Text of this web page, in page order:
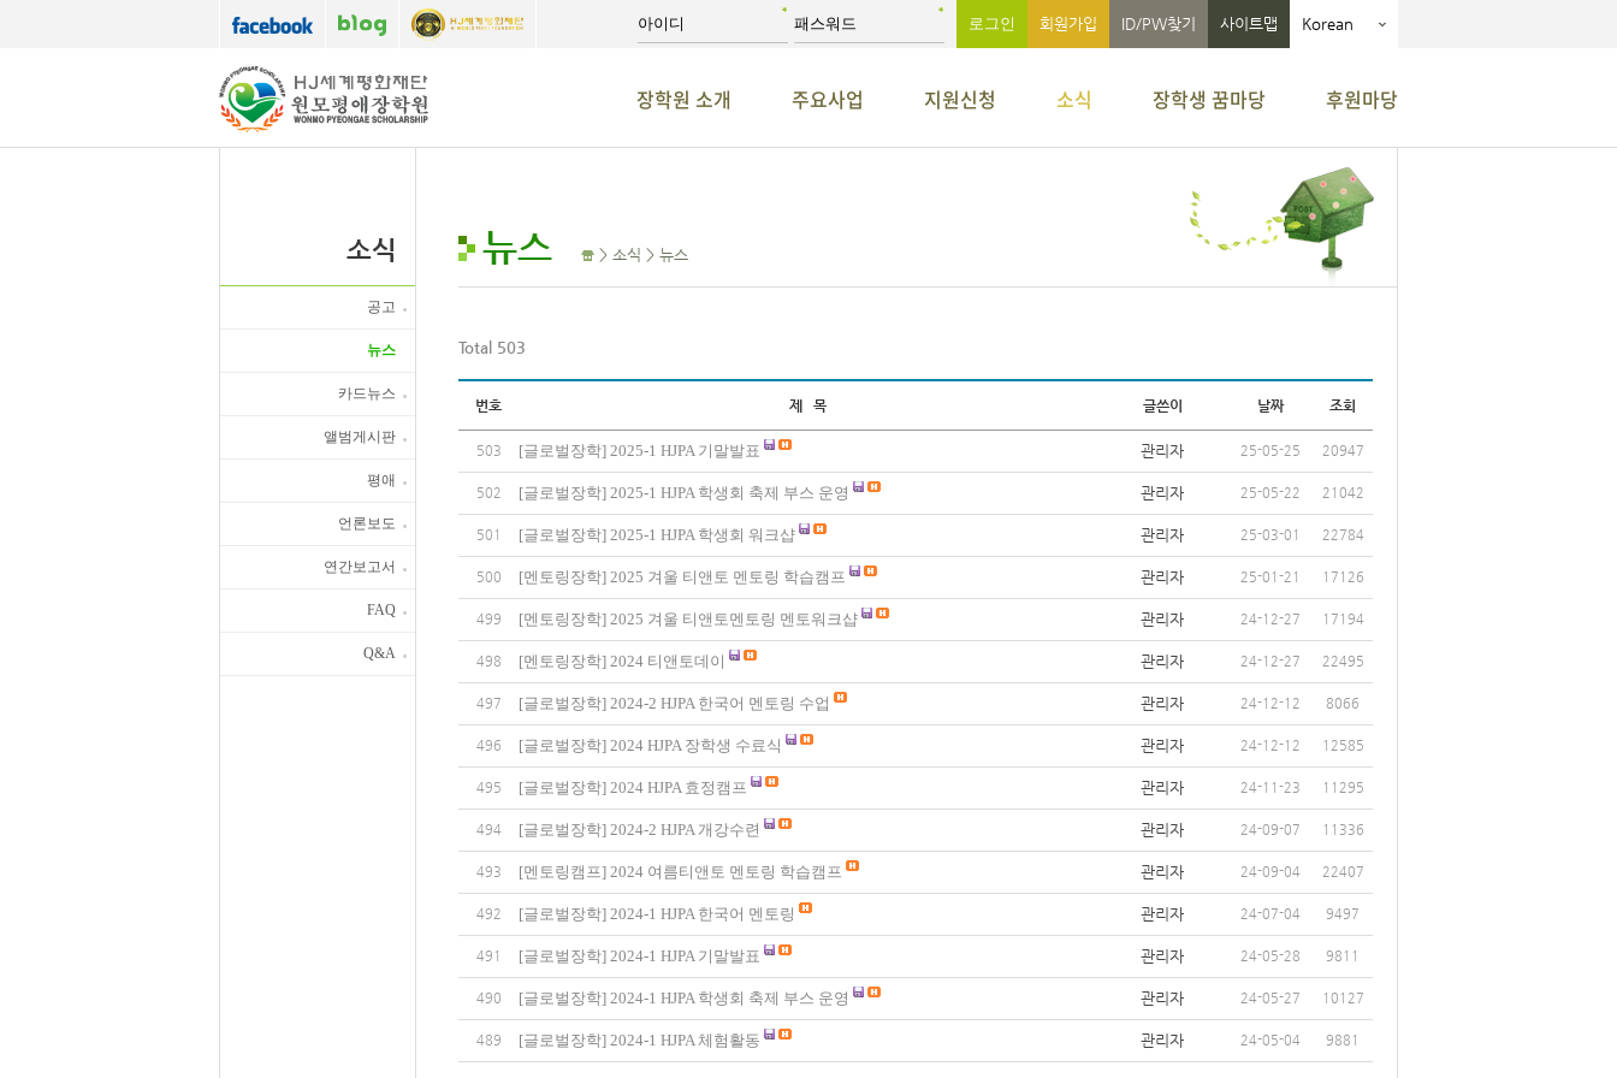
회원가입 ID/PW찾기 사이트맵 Korean
장학원 소개 주요사업 지원신청 소식 장학생 꿈마당 후원마당
소식
공고
뉴스
카드뉴스
앨범게시판
평애
언론보도
연간보고서
FAQ
Q&A
뉴스 > 소식 > 뉴스
Total 503
번호 제 목 글쓴이 날짜 조회
503 [글로벌장학] 2025-1 HJPA 기말발표 관리자 25-05-25 20947
502 [글로벌장학] 2025-1 HJPA 학생회 축제 부스 운영 관리자 25-05-22 21042
501 [글로벌장학] 2025-1 HJPA 학생회 워크샵 관리자 25-03-01 22784
500 [멘토링장학] 2025 겨울 티앤토 멘토링 학습캠프 관리자 25-01-21 17126
499 [멘토링장학] 2025 겨울 티앤토멘토링 멘토워크샵 관리자 24-12-27 17194
498 [멘토링장학] 2024 티앤토데이 관리자 24-12-27 22495
497 [글로벌장학] 2024-2 HJPA 한국어 멘토링 수업 관리자 24-12-12 8066
496 [글로벌장학] 2024 HJPA 장학생 수료식 관리자 24-12-12 12585
495 [글로벌장학] 2024 HJPA 효정캠프 관리자 24-11-23 11295
494 [글로벌장학] 2024-2 HJPA 개강수련 관리자 24-09-07 11336
493 [멘토링캠프] 2024 여름티앤토 멘토링 학습캠프 관리자 24-09-04 22407
492 [글로벌장학] 2024-1 HJPA 한국어 멘토링 관리자 24-07-04 9497
491 [글로벌장학] 2024-1 HJPA 기말발표 관리자 24-05-28 9811
490 [글로벌장학] 2024-1 HJPA 학생회 축제 부스 운영 관리자 24-05-27 10127
489 [글로벌장학] 2024-1 HJPA 체험활동 관리자 24-05-04 9881